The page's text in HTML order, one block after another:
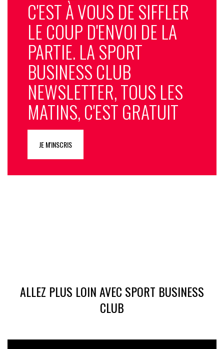
C'EST À VOUS DE SIFFLER
LE COUP D'ENVOI DE LA
PARTIE. LA SPORT
BUSINESS CLUB
NEWSLETTER, TOUS LES
MATINS, C'EST GRATUIT
JE M'INSCRIS
ALLEZ PLUS LOIN AVEC SPORT BUSINESS
CLUB